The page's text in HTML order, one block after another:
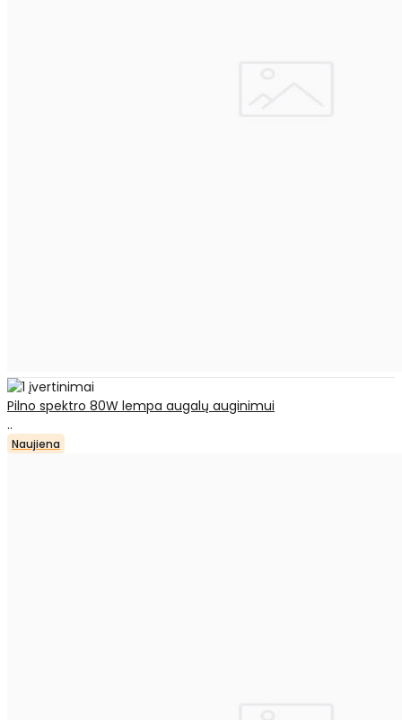
Pilno spektro 80W lempa augalų auginimui
..
Naujiena